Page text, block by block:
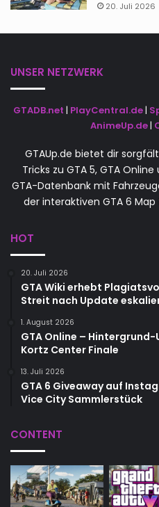
20. Juli 2026
UNSER NETZWERK
GTADB.net | PlayCentral.de|
AnimeUp.de|
GTAUp.de bietet dir
Tricks zu GTA 5, GTA
GTA-Datenbank mit
der interaktiven GTA 6
HOT
20. Juli 2026
GTA Wiki erhebt
Streit nach Update
1. August 2026
GTA Online –
Kortz Center Finale
13. Juli 2026
GTA 6 Giveaway auf
Vice City Sammlerstück
CONTENT